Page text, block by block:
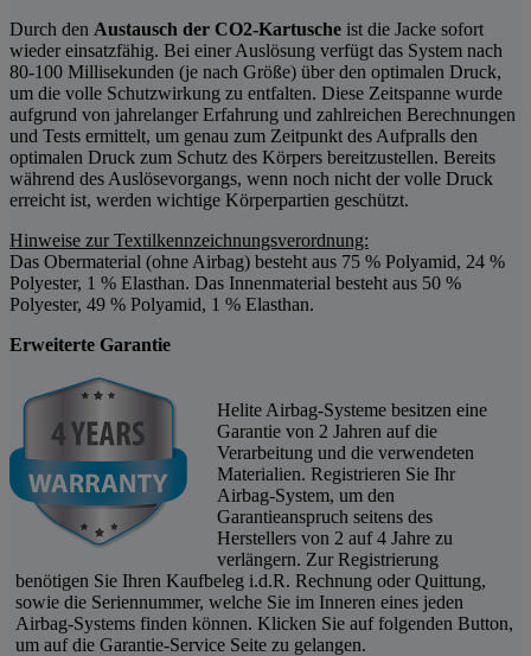
Durch den Austausch der CO2-Kartusche ist die Jacke sofort
wieder einsatzfähig. Bei einer Auslösung verfügt das System nach
80-100 Millisekunden (je nach Größe) über den optimalen Druck,
um die volle Schutzwirkung zu entfalten. Diese Zeitspanne wurde
aufgrund von jahrelanger Erfahrung und zahlreichen Berechnungen
und Tests ermittelt, um genau zum Zeitpunkt des Aufpralls den
optimalen Druck zum Schutz des Körpers bereitzustellen. Bereits
während des Auslösevorgangs, wenn noch nicht der volle Druck
erreicht ist, werden wichtige Körperpartien geschützt.
Hinweise zur Textilkennzeichnungsverordnung:
Das Obermaterial (ohne Airbag) besteht aus 75 % Polyamid, 24 %
Polyester, 1 % Elasthan. Das Innenmaterial besteht aus 50 %
Polyester, 49 % Polyamid, 1 % Elasthan.
Erweiterte Garantie
Helite Airbag-Systeme besitzen eine
Garantie von 2 Jahren auf die
Verarbeitung und die verwendeten
Materialien. Registrieren Sie Ihr
Airbag-System, um den
Garantieanspruch seitens des
Herstellers von 2 auf 4 Jahre zu
verlängern. Zur Registrierung
benötigen Sie Ihren Kaufbeleg i.d.R. Rechnung oder Quittung,
sowie die Seriennummer, welche Sie im Inneren eines jeden
Airbag-Systems finden können. Klicken Sie auf folgenden Button,
um auf die Garantie-Service Seite zu gelangen.